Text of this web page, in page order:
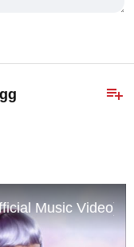
playlist_add
Music Video)